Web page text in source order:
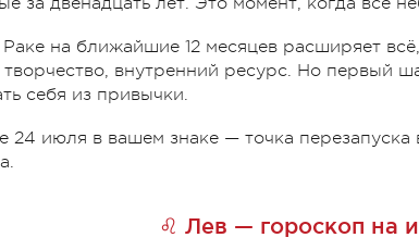
на ближайшие 12 месяцев расширяет
творчество, внутренний ресурс. Но первый
себя из привычки.
24 июля в вашем знаке — точка
♌ Лев — гороскоп на